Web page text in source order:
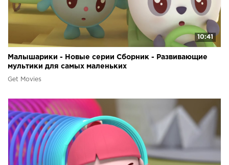
10:41
Малышарики - Новые серии Сборник - Развивающие
мультики для самых маленьких
Get Movies